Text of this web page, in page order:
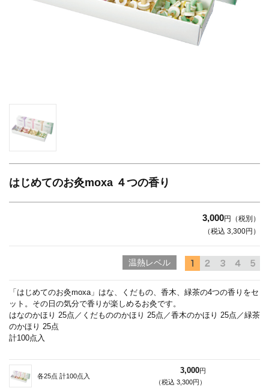
はじめてのお灸moxa ４つの香り
3,000円（税別）
（税込 3,300円）
温熱レベル
「はじめてのお灸moxa」はな、くだもの、香木、緑茶の4つの香りをセ
ット。その日の気分で香りが楽しめるお灸です。
はなのかほり 25点／くだもののかほり 25点／香木のかほり 25点／緑茶
のかほり 25点
計100点入
各25点 計100点入
3,000円
（税込 3,300円）